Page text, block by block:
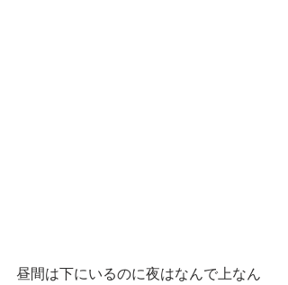
昼間は下にいるのに夜はなんで上なん